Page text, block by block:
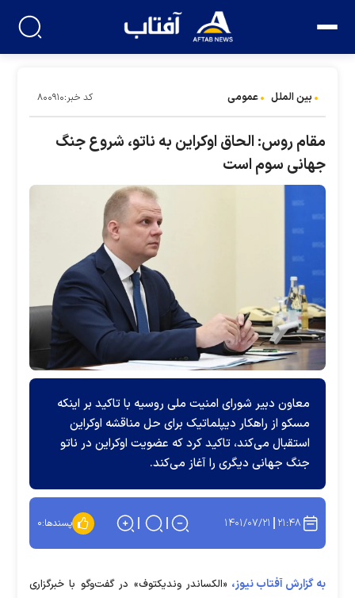
بین الملل عمومی کد خبر:۸۰۰۹۱۰
مقام روس: الحاق اوکراین به ناتو، شروع جنگ
جهانی سوم است
معاون دبیر شورای امنیت ملی روسیه با تاکید بر اینکه
مسکو از راهکار دیپلماتیک برای حل مناقشه اوکراین
استقبال می‌کند، تاکید کرد که عضویت اوکراین در ناتو
جنگ جهانی دیگری را آغاز می‌کند.
۲۱:۴۸ ۱۴۰۱/۰۷/۲۱ پسندها:۰
به گزارش آفتاب نیوز، «الکساندر وندیکتوف» در گفت‌وگو با خبرگزاری